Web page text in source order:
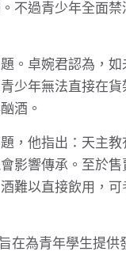
不過青少年全面禁
。卓婉君認為，
少年無法直接在
酒。
，他指出：天主教
影響傳承。至於售
難以直接飲用，
在為青年學生提供